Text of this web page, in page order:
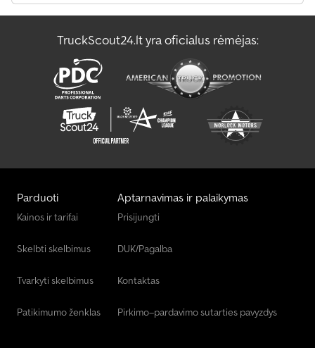
Zorzi Savivartis
Zorzi Savivartis Sunkvežimis
TruckScout24.lt yra oficialus rėmėjas:
Parduoti
Kainos ir tarifai
Skelbti skelbimus
Tvarkyti skelbimus
Patikimumo ženklas
Aptarnavimas ir palaikymas
Prisijungti
DUK/Pagalba
Kontaktas
Pirkimo–pardavimo sutarties pavyzdys